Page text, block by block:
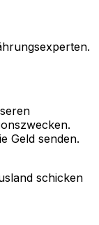
Geld senden.
schicken